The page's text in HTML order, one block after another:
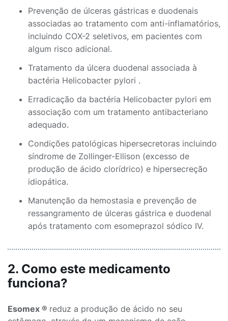
Prevenção de úlceras gástricas e duodenais
associadas ao tratamento com anti-inflamatórios,
incluindo COX-2 seletivos, em pacientes com
algum risco adicional.
Tratamento da úlcera duodenal associada à
bactéria Helicobacter pylori .
Erradicação da bactéria Helicobacter pylori em
associação com um tratamento antibacteriano
adequado.
Condições patológicas hipersecretoras incluindo
síndrome de Zollinger-Ellison (excesso de
produção de ácido clorídrico) e hipersecreção
idiopática.
Manutenção da hemostasia e prevenção de
ressangramento de úlceras gástrica e duodenal
após tratamento com esomeprazol sódico IV.
2. Como este medicamento
funciona?
Esomex ® reduz a produção de ácido no seu